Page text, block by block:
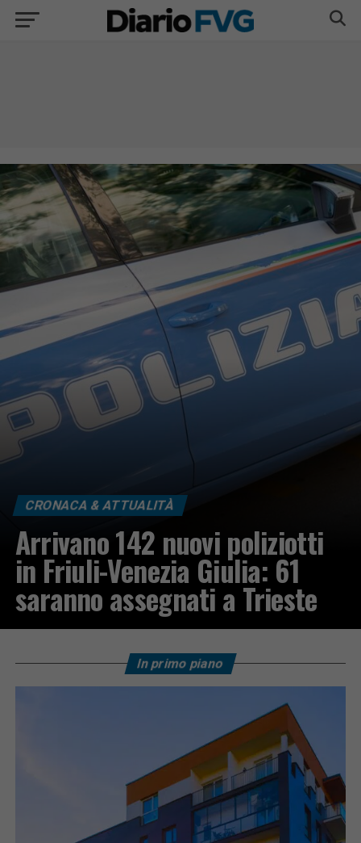
CRONACA & ATTUALITÀ
Arrivano 142 nuovi poliziotti
in Friuli-Venezia Giulia: 61
saranno assegnati a Trieste
In primo piano